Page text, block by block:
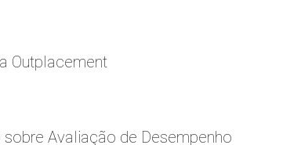
Outplacement
Avaliação de Desempenho